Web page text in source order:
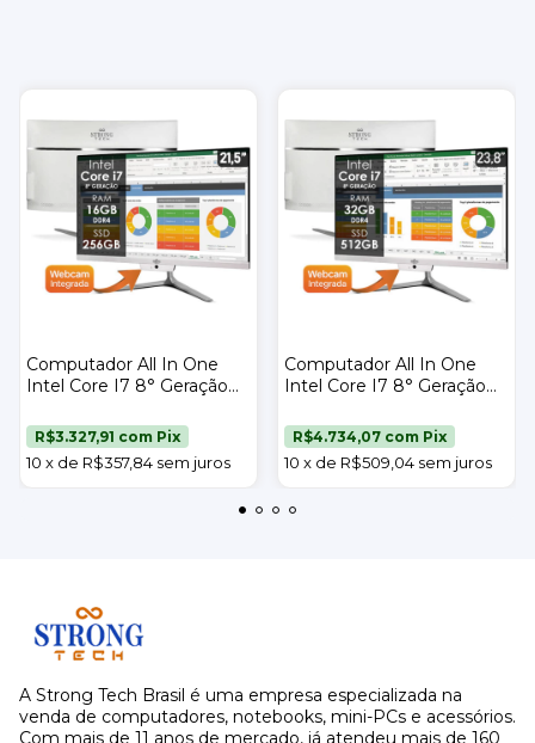
Computador All In One
Intel Core I7 8° Geração
21,5" Strong Tech
10 x de R$357,84 sem juros
R$3.327,91 com Pix
Computador All In One
Intel Core I7 8° Geração
23,8" Strong Tech
10 x de R$509,04 sem juros
R$4.734,07 com Pix
A Strong Tech Brasil é uma empresa especializada na
venda de computadores, notebooks, mini-PCs e acessórios.
Com mais de 11 anos de mercado, já atendeu mais de 160